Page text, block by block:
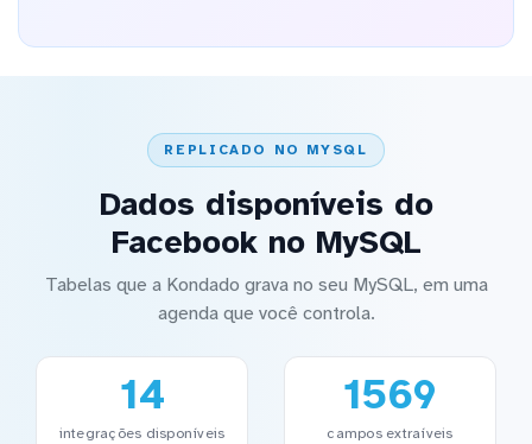
REPLICADO NO MYSQL
Dados disponíveis do
Facebook no MySQL
Tabelas que a Kondado grava no seu MySQL, em uma
agenda que você controla.
14
integrações disponíveis
1569
campos extraíveis